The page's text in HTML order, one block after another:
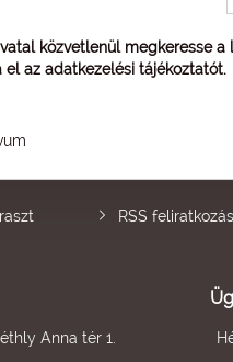
közvetlenül megkeresse
el az adatkezelési tájékoztatót.
RSS feliratkozás
Anna tér 1.